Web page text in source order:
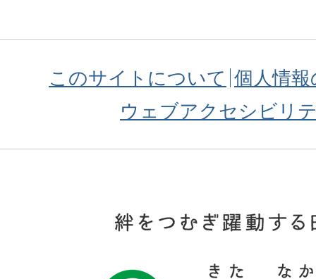
このサイトについて 個人情
ウェブアクセシビリ